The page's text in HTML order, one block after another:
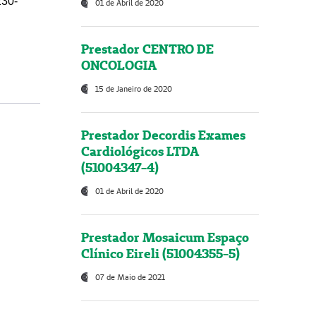
01 de Abril de 2020
Prestador CENTRO DE
ONCOLOGIA
15 de Janeiro de 2020
Prestador Decordis Exames
Cardiológicos LTDA
(51004347-4)
01 de Abril de 2020
Prestador Mosaicum Espaço
Clínico Eireli (51004355-5)
07 de Maio de 2021